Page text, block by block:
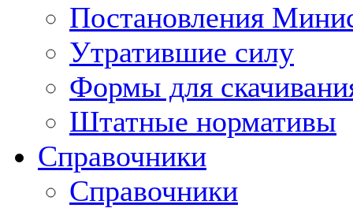
Постановления
Утратившие силу
Формы для
Штатные нормативы
Справочники
Справочники